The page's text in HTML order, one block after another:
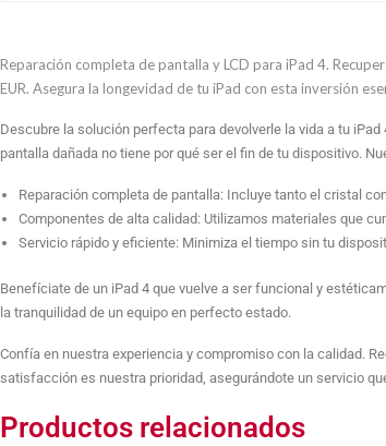
Reparación completa de pantalla y LCD para iPad 4.
EUR. Asegura la longevidad de tu iPad con esta inversión
Descubre la solución perfecta para devolverle la vida a tu
pantalla dañada no tiene por qué ser el fin de tu dispositivo.
Reparación completa de pantalla: Incluye tanto el cristal
Componentes de alta calidad: Utilizamos materiales que
Servicio rápido y eficiente: Minimiza el tiempo sin tu
Benefíciate de un iPad 4 que vuelve a ser funcional y
la tranquilidad de un equipo en perfecto estado.
Confía en nuestra experiencia y compromiso con la calidad.
satisfacción es nuestra prioridad, asegurándote un servicio
Productos relacionados